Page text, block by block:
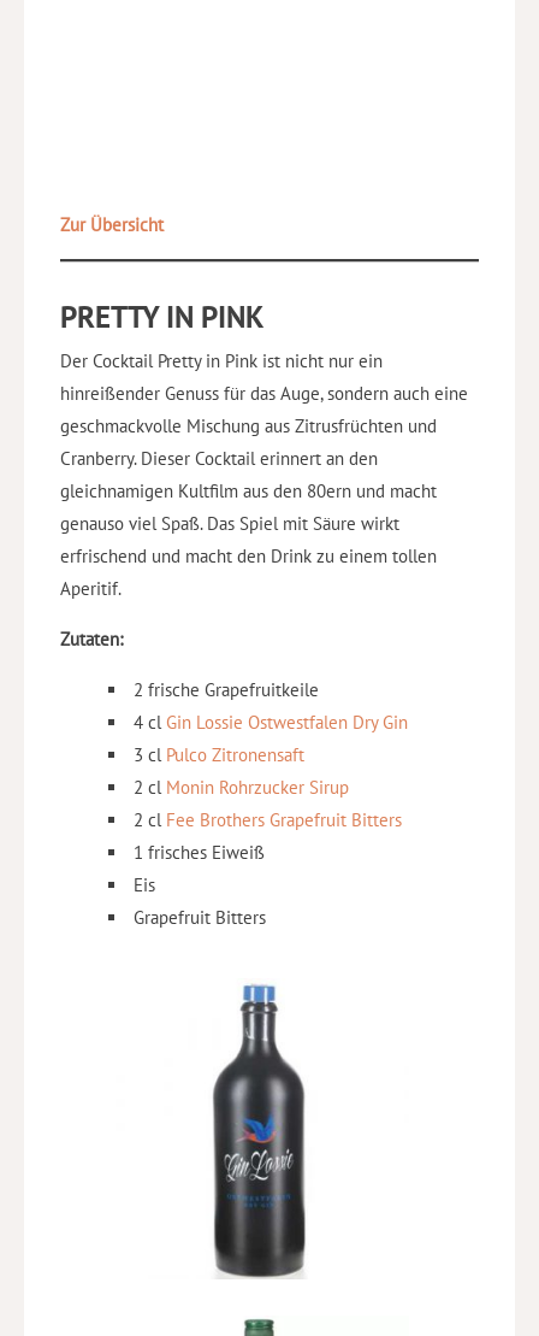
Zur Übersicht
PRETTY IN PINK
Der Cocktail Pretty in Pink ist nicht nur ein
hinreißender Genuss für das Auge, sondern auch eine
geschmackvolle Mischung aus Zitrusfrüchten und
Cranberry. Dieser Cocktail erinnert an den
gleichnamigen Kultfilm aus den 80ern und macht
genauso viel Spaß. Das Spiel mit Säure wirkt
erfrischend und macht den Drink zu einem tollen
Aperitif.
Zutaten:
2 frische Grapefruitkeile
4 cl Gin Lossie Ostwestfalen Dry Gin
3 cl Pulco Zitronensaft
2 cl Monin Rohrzucker Sirup
2 cl Fee Brothers Grapefruit Bitters
1 frisches Eiweiß
Eis
Grapefruit Bitters